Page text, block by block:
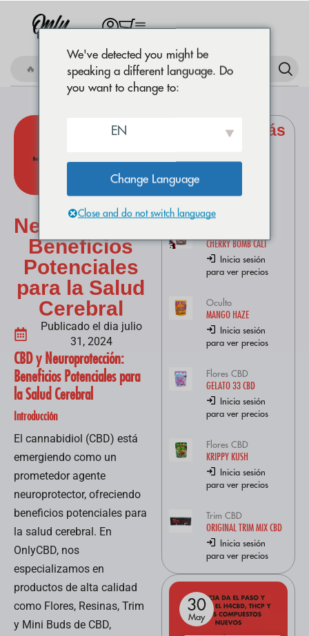
🔥 Comprar Amnesia OG
CBD y
Neuroprotección:
Beneficios
Potenciales
para la Salud
Cerebral
Publicado el dia julio
31, 2024
CBD y Neuroprotección:
Beneficios Potenciales para
la Salud Cerebral
Introducción
El cannabidiol (CBD) está
emergiendo como un
prometedor agente
neuroprotector, ofreciendo
beneficios potenciales para
la salud cerebral. En
OnlyCBD, nos
especializamos en
productos de alta calidad
como Flores, Resinas, Trim
y Mini Buds de CBD,
Productos más
Flores CBD
CHERRY BOMB CALI
Inicia sesión
para ver precios
Oculto
MANGO HAZE
Inicia sesión
para ver precios
Flores CBD
GELATO 33 CBD
Inicia sesión
para ver precios
Flores CBD
KRIPPY KUSH
Inicia sesión
para ver precios
Trim CBD
ORIGINAL TRIM MIX CBD
Inicia sesión
para ver precios
30 30
May
We've detected you might be
speaking a different language. Do
you want to change to:
EN
Change Language
Close and do not switch language